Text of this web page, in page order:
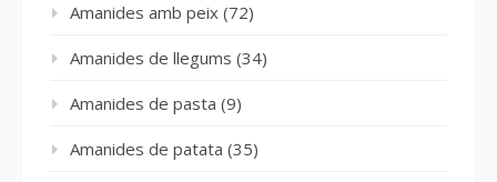
Amanides amb peix (72)
Amanides de llegums (34)
Amanides de pasta (9)
Amanides de patata (35)